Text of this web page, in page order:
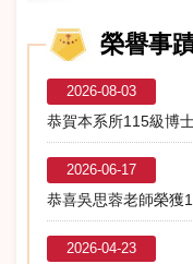
榮譽事
2026-08-03
恭賀本系所115級博
2026-06-17
恭喜吳思蓉老師榮獲
2026-04-23